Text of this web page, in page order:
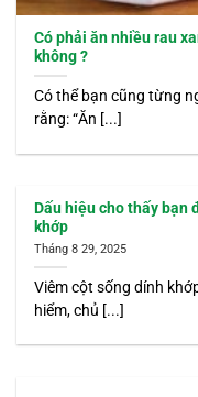
Có phải ăn nhiều rau
không ?
Có thể bạn cũng từng
rằng: “Ăn [...]
Dấu hiệu cho thấy bạn
khớp
Tháng 8 29, 2025
Viêm cột sống dính
hiểm, chủ [...]